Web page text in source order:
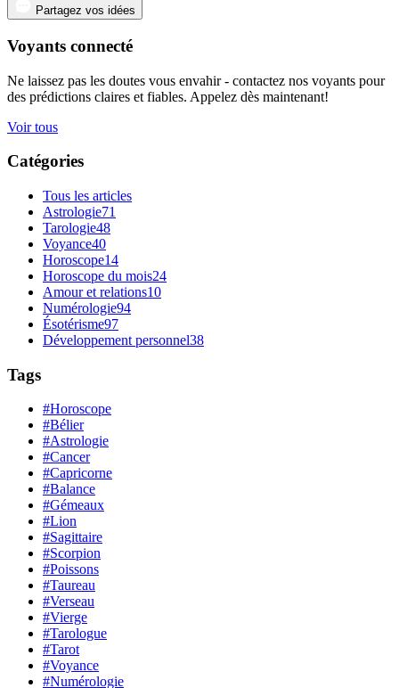
Partagez vos idées
Voyants connecté
Ne laissez pas les doutes vous envahir - contactez nos voyants pour
des prédictions claires et fiables. Appelez dès maintenant!
Voir tous
Catégories
Tous les articles
Astrologie71
Tarologie48
Voyance40
Horoscope14
Horoscope du mois24
Amour et relations10
Numérologie94
Ésotérisme97
Développement personnel38
Tags
#Horoscope
#Bélier
#Astrologie
#Cancer
#Capricorne
#Balance
#Gémeaux
#Lion
#Sagittaire
#Scorpion
#Poissons
#Taureau
#Verseau
#Vierge
#Tarologue
#Tarot
#Voyance
#Numérologie